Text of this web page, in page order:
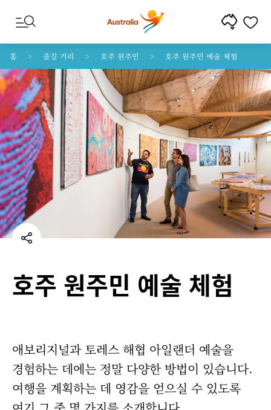
콘텐트로 건너뛰기
꼬리말 내비게이션으로 건너뛰기
홈 즐길 거리 호주 원주민 호주 원주민 예술 체험
호주 원주민 예술 체험
애보리지널과 토레스 해협 아일랜더 예술을
경험하는 데에는 정말 다양한 방법이 있습니다.
여행을 계획하는 데 영감을 얻으실 수 있도록